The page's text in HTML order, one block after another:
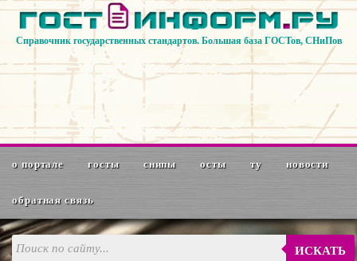
Справочник государственных стандартов. Большая база ГОСТов, СНиПов
о портале госты снипы осты ту новости
обратная связь
ИСКАТЬ